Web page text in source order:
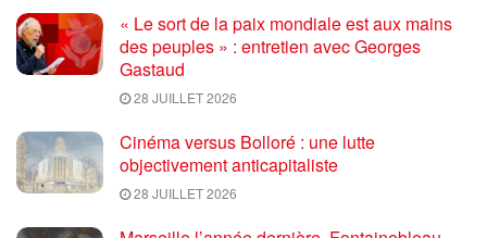
« Le sort de la paix mondiale est aux mains
des peuples » : entretien avec Georges
Gastaud
28 JUILLET 2026
Cinéma versus Bolloré : une lutte
objectivement anticapitaliste
28 JUILLET 2026